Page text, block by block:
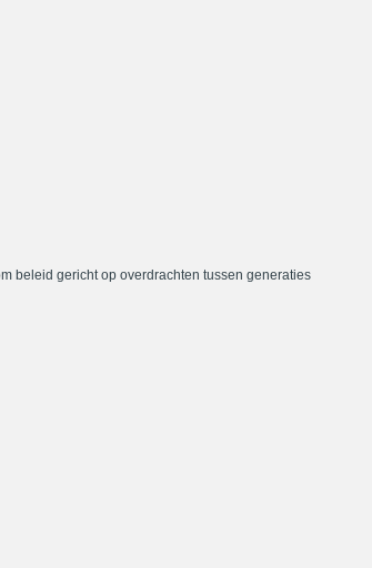
beleid gericht op overdrachten tussen generaties